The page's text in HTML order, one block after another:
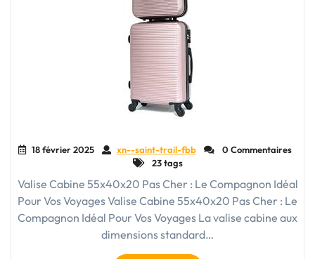
et
stylé
!"
18 février 2025 xn--saint-trail-fbb
0 Commentaires
23 tags
Valise Cabine 55x40x20 Pas Cher : Le Compagnon Idéal
Pour Vos Voyages Valise Cabine 55x40x20 Pas Cher : Le
Compagnon Idéal Pour Vos Voyages La valise cabine aux
dimensions standard…